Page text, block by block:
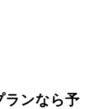
ランなら予